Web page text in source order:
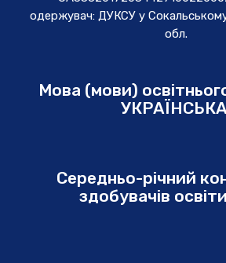
одержувач: ДУКСУ у Cокальському
обл.
Мова (мови)
Середньо-річний
здобувачів